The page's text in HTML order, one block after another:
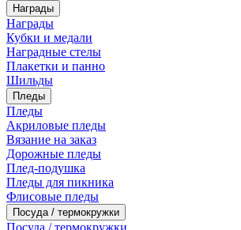
Награды
Награды
Кубки и медали
Наградные стелы
Плакетки и панно
Шильды
Пледы
Пледы
Акриловые пледы
Вязание на заказ
Дорожные пледы
Плед-подушка
Пледы для пикника
Флисовые пледы
Посуда / термокружки
Посуда / термокружки